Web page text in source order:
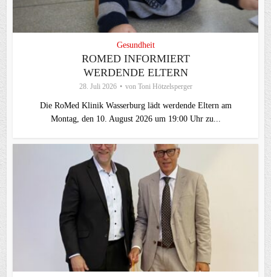
Gesundheit
ROMED INFORMIERT
WERDENDE ELTERN
28. Juli 2026 von Toni Hötzelsperger
Die RoMed Klinik Wasserburg lädt werdende Eltern am
Montag, den 10. August 2026 um 19:00 Uhr zu...